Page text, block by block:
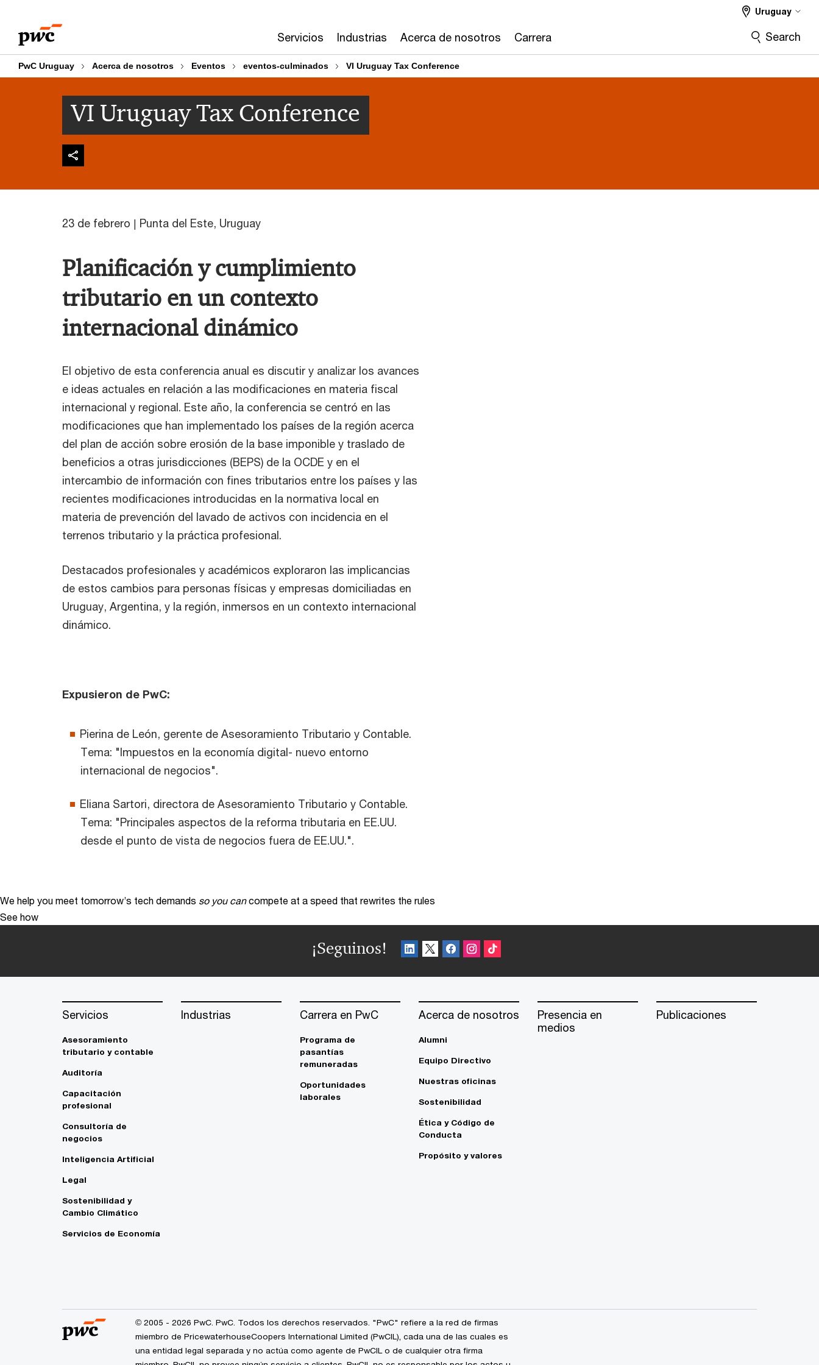
content
footer
Servicios Industrias Acerca de nosotros Carrera
Uruguay
Search
PwC Uruguay Acerca de nosotros Eventos eventos-culminados VI Uruguay Tax Conference
VI Uruguay Tax Conference
23 de febrero | Punta del Este, Uruguay
Planificación y cumplimiento
tributario en un contexto
internacional dinámico
El objetivo de esta conferencia anual es discutir y analizar los avances
e ideas actuales en relación a las modificaciones en materia fiscal
internacional y regional. Este año, la conferencia se centró en las
modificaciones que han implementado los países de la región acerca
del plan de acción sobre erosión de la base imponible y traslado de
beneficios a otras jurisdicciones (BEPS) de la OCDE y en el
intercambio de información con fines tributarios entre los países y las
recientes modificaciones introducidas en la normativa local en
materia de prevención del lavado de activos con incidencia en el
terrenos tributario y la práctica profesional.
Destacados profesionales y académicos exploraron las implicancias
de estos cambios para personas físicas y empresas domiciliadas en
Uruguay, Argentina, y la región, inmersos en un contexto internacional
dinámico.
Expusieron de PwC:
Pierina de León, gerente de Asesoramiento Tributario y Contable.
Tema: "Impuestos en la economía digital- nuevo entorno
internacional de negocios".
Eliana Sartori, directora de Asesoramiento Tributario y Contable.
Tema: "Principales aspectos de la reforma tributaria en EE.UU.
desde el punto de vista de negocios fuera de EE.UU.".
We help you meet tomorrow’s tech demands so you can compete at a speed that rewrites the rules
See how
¡Seguinos!
Servicios
Asesoramiento
tributario y contable
Auditoría
Capacitación
profesional
Consultoría de
negocios
Inteligencia Artificial
Legal
Sostenibilidad y
Cambio Climático
Servicios de Economía
Industrias Carrera en PwC
Programa de
pasantías
remuneradas
Oportunidades
laborales
Acerca de nosotros
Alumni
Equipo Directivo
Nuestras oficinas
Sostenibilidad
Ética y Código de
Conducta
Propósito y valores
Presencia en
medios
Publicaciones
© 2005 - 2026 PwC. PwC. Todos los derechos reservados. "PwC" refiere a la red de firmas
miembro de PricewaterhouseCoopers International Limited (PwCIL), cada una de las cuales es
una entidad legal separada y no actúa como agente de PwCIL o de cualquier otra firma